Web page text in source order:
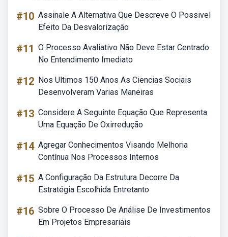
#10 Assinale A Alternativa Que Descreve O Possivel
Efeito Da Desvalorização
#11 O Processo Avaliativo Não Deve Estar Centrado
No Entendimento Imediato
#12 Nos Ultimos 150 Anos As Ciencias Sociais
Desenvolveram Varias Maneiras
#13 Considere A Seguinte Equação Que Representa
Uma Equação De Oxirredução
#14 Agregar Conhecimentos Visando Melhoria
Contínua Nos Processos Internos
#15 A Configuração Da Estrutura Decorre Da
Estratégia Escolhida Entretanto
#16 Sobre O Processo De Análise De Investimentos
Em Projetos Empresariais